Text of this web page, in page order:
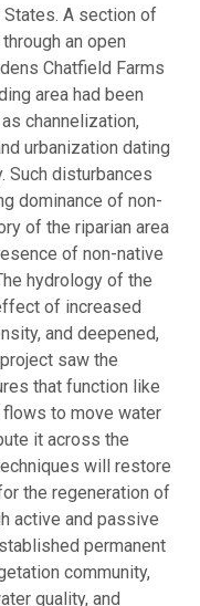
States. A section of
an open
Chatfield Farms
area had been
channelization,
urbanization dating
Such disturbances
dominance of non-
of the riparian area
of non-native
hydrology of the
of increased
and deepened,
saw the
that function like
to move water
it across the
will restore
the regeneration of
active and passive
permanent
community,
quality, and